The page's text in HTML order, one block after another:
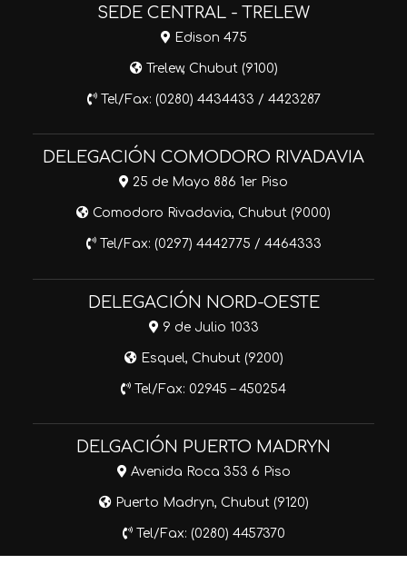
SEDE CENTRAL - TRELEW
Edison 475
Trelew, Chubut (9100)
Tel/Fax: (0280) 4434433 / 4423287
DELEGACIÓN COMODORO RIVADAVIA
25 de Mayo 886 1er Piso
Comodoro Rivadavia, Chubut (9000)
Tel/Fax: (0297) 4442775 / 4464333
DELEGACIÓN NORD-OESTE
9 de Julio 1033
Esquel, Chubut (9200)
Tel/Fax: 02945 – 450254
DELGACIÓN PUERTO MADRYN
Avenida Roca 353 6 Piso
Puerto Madryn, Chubut (9120)
Tel/Fax: (0280) 4457370